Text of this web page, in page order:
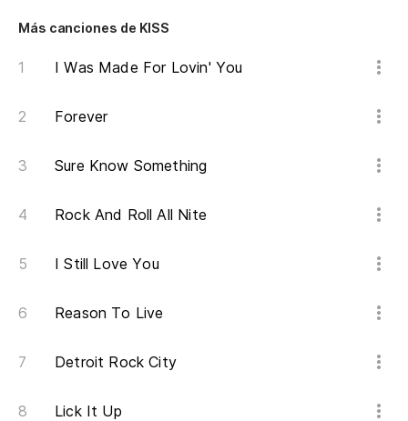
Más canciones de KISS
I Was Made For Lovin' You
Forever
Sure Know Something
Rock And Roll All Nite
I Still Love You
Reason To Live
Detroit Rock City
Lick It Up